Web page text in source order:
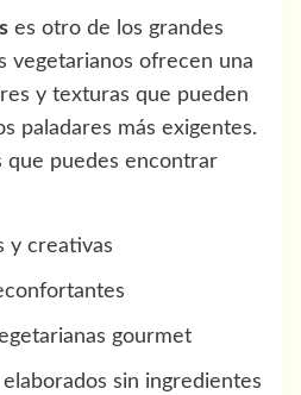
es otro de los grandes
vegetarianos ofrecen una
y texturas que pueden
paladares más exigentes.
que puedes encontrar
y creativas
gourmet
sin ingredientes